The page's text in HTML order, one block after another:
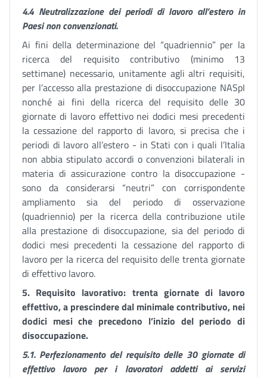
4.4 Neutralizzazione dei periodi di lavoro all’estero in
Paesi non convenzionati.
Ai fini della determinazione del “quadriennio” per la
ricerca del requisito contributivo (minimo 13
settimane) necessario, unitamente agli altri requisiti,
per l’accesso alla prestazione di disoccupazione NASpI
nonché ai fini della ricerca del requisito delle 30
giornate di lavoro effettivo nei dodici mesi precedenti
la cessazione del rapporto di lavoro, si precisa che i
periodi di lavoro all’estero - in Stati con i quali l’Italia
non abbia stipulato accordi o convenzioni bilaterali in
materia di assicurazione contro la disoccupazione -
sono da considerarsi “neutri” con corrispondente
ampliamento sia del periodo di osservazione
(quadriennio) per la ricerca della contribuzione utile
alla prestazione di disoccupazione, sia del periodo di
dodici mesi precedenti la cessazione del rapporto di
lavoro per la ricerca del requisito delle trenta giornate
di effettivo lavoro.
5. Requisito lavorativo: trenta giornate di lavoro
effettivo, a prescindere dal minimale contributivo, nei
dodici mesi che precedono l’inizio del periodo di
disoccupazione.
5.1. Perfezionamento del requisito delle 30 giornate di
effettivo lavoro per i lavoratori addetti ai servizi